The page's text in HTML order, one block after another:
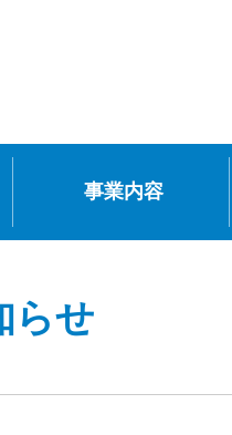
事業内容
らせ